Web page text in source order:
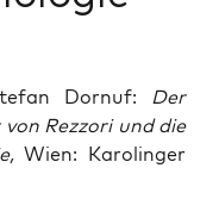
Dornuf: Der
Rezzori und die
Wien: Karolinger